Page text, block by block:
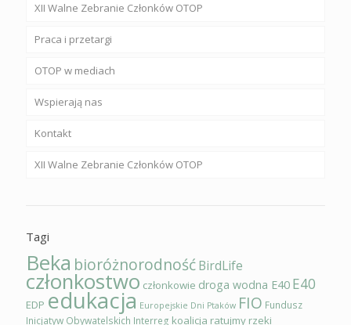
XII Walne Zebranie Członków OTOP
Praca i przetargi
OTOP w mediach
Wspierają nas
Kontakt
XII Walne Zebranie Członków OTOP
Tagi
Beka bioróżnorodnośćBirdLife
członkostwo członkowie droga wodna E40 E40
EDP edukacja Europejskie Dni Ptaków FIO Fundusz
Inicjatyw Obywatelskich Interreg koalicja ratujmy rzeki